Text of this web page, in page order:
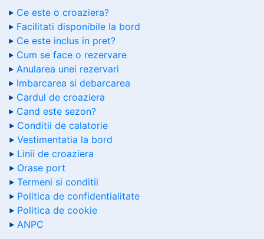
Ce este o croaziera?
Facilitati disponibile la bord
Ce este inclus in pret?
Cum se face o rezervare
Anularea unei rezervari
Imbarcarea si debarcarea
Cardul de croaziera
Cand este sezon?
Conditii de calatorie
Vestimentatia la bord
Linii de croaziera
Orase port
Termeni si conditii
Politica de confidentialitate
Politica de cookie
ANPC